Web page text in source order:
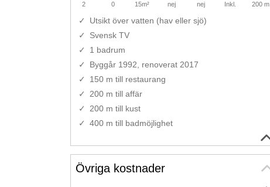
2 0 15m² nej nej Inkl. 200 m
Utsikt över vatten (hav eller sjö)
Svensk TV
1 badrum
Byggår 1992, renoverat 2017
150 m till restaurang
200 m till affär
200 m till kust
400 m till badmöjlighet
Övriga kostnader